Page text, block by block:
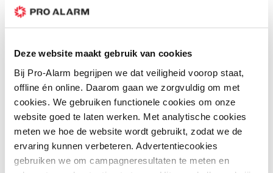
Deze website maakt gebruik van cookies
Bij Pro-Alarm begrijpen we dat veiligheid voorop staat,
offline én online. Daarom gaan we zorgvuldig om met
cookies. We gebruiken functionele cookies om onze
website goed te laten werken. Met analytische cookies
meten we hoe de website wordt gebruikt, zodat we de
ervaring kunnen verbeteren. Advertentiecookies
gebruiken we om campagneresultaten te meten en
digitale temperatuurcompensatie
groothoeklens, speciaal ontworpen
voor
SLIM LINE
detectoren
optioneel kan de groothoeklens vervangen
worden door een gordijn (
CT-CL
) of
longbeam (
actieve IR anti-mask, in overeenstemming
met de EN 50131-2-4 voor Grade 3
de mogelijkheid om de detectorparameters
te configureren via de
OPT-1 handzender
met anti-mask, 1k1/4k7/1k weerstanden, incl. beugel
Prijs
Prijs / Kwaliteit
Kwaliteit
Uw naam